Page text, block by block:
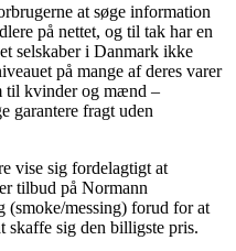
at søge information
på nettet, og til tak har en
selskaber i Danmark ikke
på mange af deres varer
til kvinder og mænd –
garantere fragt uden
vise sig fordelagtigt at
tilbud på Normann
(smoke/messing) forud for at
skaffe sig den billigste pris.